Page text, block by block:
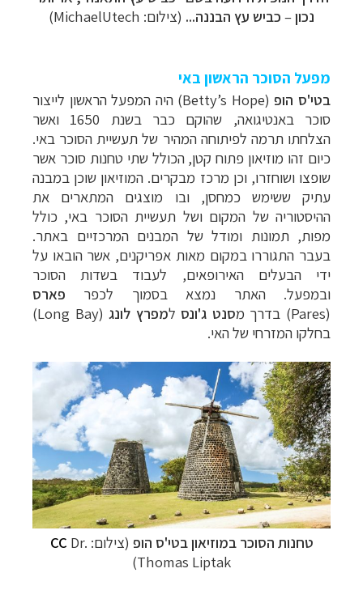
נכון– כביש עץ הבננה... (צילום: MichaelUtech
)
מפעל הסוכר הראשון באי
בטי'ס הופ (
Betty’s Hope) היה המפעל הראשון לייצור
סוכר באנטיגואה, שהוקם כבר בשנת 1650 ואשר
הצלחתו תרמה לפיתוחה המהיר של תעשיית הסוכר באי.
כיום זהו מוזיאון פתוח קטן, הכולל שתי טחנות סוכר אשר
שופצו ושוחזרו, וכן מרכז מבקרים. המוזיאון שוכן במבנה
עתיק ששימש כמחסן, ובו מוצגים המתארים את
ההיסטוריה של המקום ושל תעשיית הסוכר באי, כולל
מפות, תמונות ומודל של המבנים המרכזיים באתר.
בעבר התגוררו במקום מאות אפריקנים, אשר הובאו על
ידי הבעלים האירופאים, לעבוד בשדות הסוכר
ובמפעל.האתר נמצא בסמוך לכפר פארס
(Pares)
בדרך מסנט ג'ונס למפרץ לונג(
Long Bay
)
בחלקו המזרחי של האי.
טחנות הסוכר במוזיאון בטי'ס הופ (צילום: CC Dr.
Thomas Liptak)